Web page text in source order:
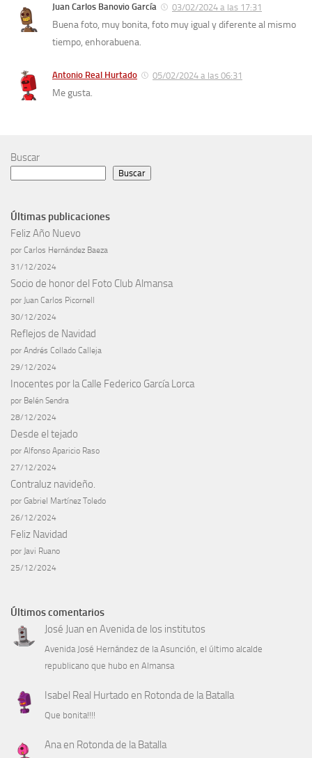
Juan Carlos Banovio García 03/02/2024 a las 17:31
Buena foto, muy bonita, foto muy igual y diferente al mismo
tiempo, enhorabuena.
Antonio Real Hurtado 05/02/2024 a las 06:31
Me gusta.
Buscar
Buscar
Últimas publicaciones
Feliz Año Nuevo
por Carlos Hernández Baeza
31/12/2024
Socio de honor del Foto Club Almansa
por Juan Carlos Picornell
30/12/2024
Reflejos de Navidad
por Andrés Collado Calleja
29/12/2024
Inocentes por la Calle Federico García Lorca
por Belén Sendra
28/12/2024
Desde el tejado
por Alfonso Aparicio Raso
27/12/2024
Contraluz navideño.
por Gabriel Martínez Toledo
26/12/2024
Feliz Navidad
por Javi Ruano
25/12/2024
Últimos comentarios
José Juan en Avenida de los institutos
Avenida José Hernández de la Asunción, el último alcalde
republicano que hubo en Almansa
Isabel Real Hurtado en Rotonda de la Batalla
Que bonita!!!!
Anaen Rotonda de la Batalla